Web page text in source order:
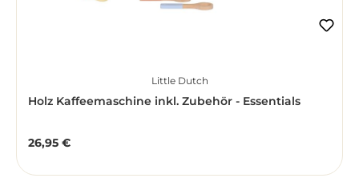
Little Dutch
Holz Kaffeemaschine inkl. Zubehör - Essentials
Regulärer Preis:
26,95 €